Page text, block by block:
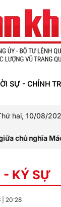
SỰ - CHÍNH
hai, 10/08/
chủ nghĩa Mác
- KÝ SỰ
20:28